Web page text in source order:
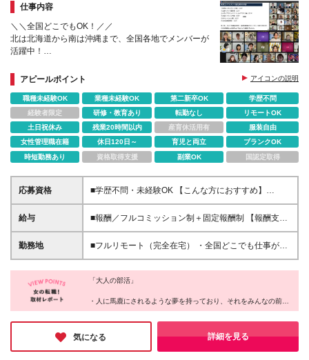
仕事内容
＼＼全国どこでもOK！／／
北は北海道から南は沖縄まで、全国各地でメンバーが
活躍中！
近に感じながら働けます。
アピールポイント アイコンの説明
職種未経験OK 業種未経験OK 第二新卒OK
学歴不問
経験者限定
研修・教育あり 転勤なし
リモートOK
土日祝休み
残業20時間以内 産育休活用有
服装自由
女性管理職在籍
休日120日～ 育児と両立
ブランクOK
時短勤務あり
資格取得支援 副業OK 国認定取得
応募資格
■学歴不問・未経験OK 【こんな方におすすめ】
⭕「自信はないけど、頑張ってみたい」と思える人
⭕「もう一度、努力してみよう」と挑戦できる人 ⭕
いていない方】 ❌ラクに稼ぎたい人 ❌最低限の収入が
あればOKな人 ❌自分の成長に興味がない人 ❌人と協
ありません。 でも、だからこそ成長の実感がある
安」より「どこまで成長できるか」を楽しめる環境で
す。 本気で挑戦するあなたを、全力でサポートしま
給与
■報酬／フルコミッション制＋固定報酬制 【報酬支払
い実績(2024年度)】平均5,522,124円 （Join1年以上2
年未満メンバー） この数字は、ウルサポの環境を活
し、挑戦を続けた人 すべての人がこの結果を得られ
く、「行動する」ことが、成果への第一歩です。 ※固
する固定報酬の仕事にエントリー可能。全メンバーの
約20％程度が固定報酬を得ており、時給1,500円～
10,000円相当の仕事があります（一定のスキルを必要
勤務地
■フルリモート（完全在宅） ・全国どこでも仕事がで
きます（地方でも活躍できます） ・あなたが「ここ
で働きたい！」と思った場所が職場です（0秒出社）
・平日にワーケーション先でオンライン商談や、移動
中にチャットでコミュニケーションもOK
――――――――――――――――― ◎メタバース
オフィス「oVice」の活用 完全在宅でありながら孤独
感ゼロ。 ・研修や案件相談、仕事のMTG ・「ねぇね
ぇ今ちょっといい？」のライトなコミュニケーション
「大人の部活」
・人に馬鹿にされるような夢を持っており、それをみんなの前で
発言できる
・慣れ合いではなく切磋琢磨できる、本気で向き合ってくれる仲
間がいる
・賞賛承認文化があり、あなたの存在を認めてくれる環境がある
・トレーナーが正しい努力を示し、適切なフィードバックを行っ
気になる 詳細を見る